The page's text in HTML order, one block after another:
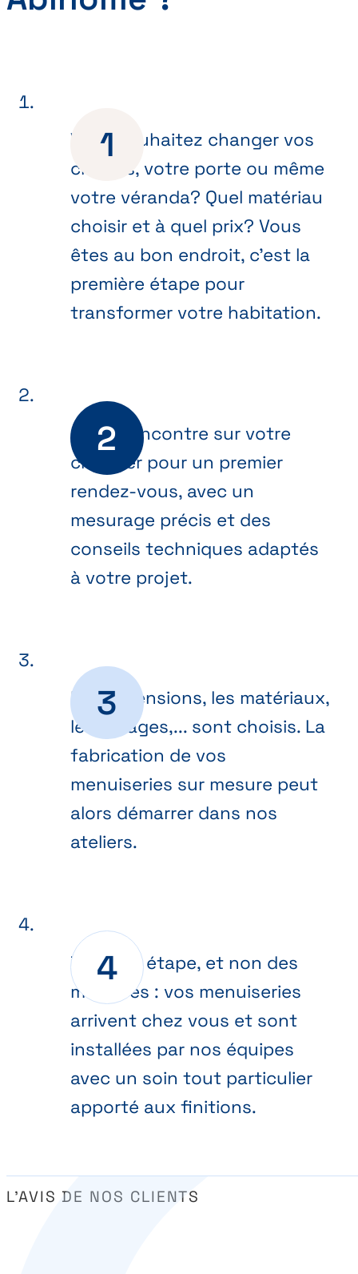
Vous souhaitez changer vos
châssis, votre porte ou même
votre véranda? Quel matériau
choisir et à quel prix? Vous
êtes au bon endroit, c’est la
première étape pour
transformer votre habitation.
On se rencontre sur votre
chantier pour un premier
rendez-vous, avec un
mesurage précis et des
conseils techniques adaptés
à votre projet.
Les dimensions, les matériaux,
les vitrages,... sont choisis. La
fabrication de vos
menuiseries sur mesure peut
alors démarrer dans nos
ateliers.
Dernière étape, et non des
moindres : vos menuiseries
arrivent chez vous et sont
installées par nos équipes
avec un soin tout particulier
apporté aux finitions.
L’AVIS DE NOS CLIENTS